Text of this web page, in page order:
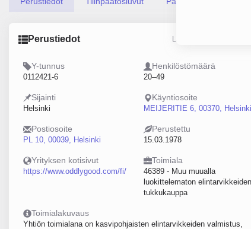
Perustiedot Lähde: YTJ, PRH,
Y-tunnus
0112421-6
Henkilöstömäärä
20–49
Sijainti
Helsinki
Käyntiosoite
MEIJERITIE 6, 00370, Helsinki
Postiosoite
PL 10, 00039, Helsinki
Perustettu
15.03.1978
Yrityksen kotisivut
https://www.oddlygood.com/fi/
Toimiala
46389 - Muu muualla
luokittelematon elintarvikkeiden
tukkukauppa
Toimialakuvaus
Yhtiön toimialana on kasvipohjaisten elintarvikkeiden valmistus,